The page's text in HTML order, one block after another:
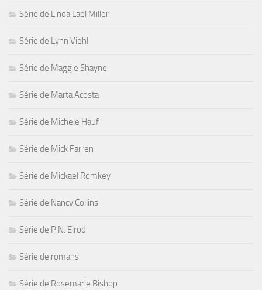
Série de Linda Lael Miller
Série de Lynn Viehl
Série de Maggie Shayne
Série de Marta Acosta
Série de Michele Hauf
Série de Mick Farren
Série de Mickael Romkey
Série de Nancy Collins
Série de P.N. Elrod
Série de romans
Série de Rosemarie Bishop